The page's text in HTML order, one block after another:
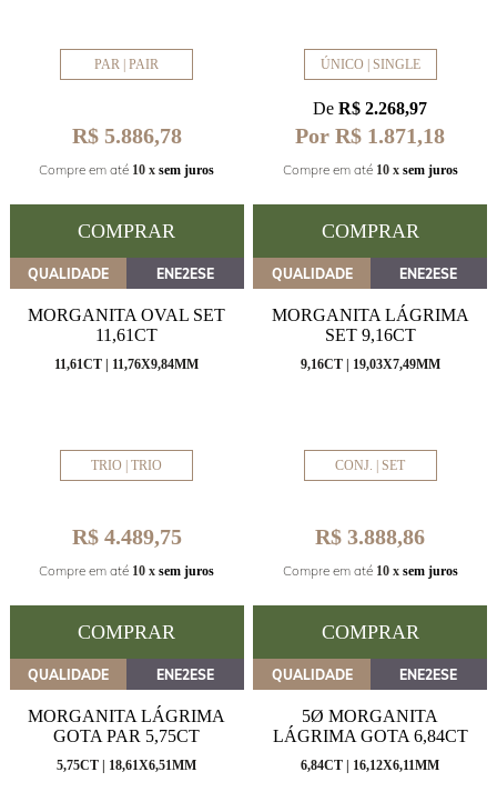
PAR | PAIR
R$ 5.886,78
Compre em até 10 x sem juros
COMPRAR
ÚNICO | SINGLE
DeR$ 2.268,97
Por R$ 1.871,18
Compre em até 10 x sem juros
COMPRAR
QUALIDADE ENE2ESE
MORGANITA OVAL SET
11,61CT
11,61CT | 11,76X9,84MM
TRIO | TRIO
R$ 4.489,75
Compre em até 10 x sem juros
COMPRAR
QUALIDADE ENE2ESE
MORGANITA LÁGRIMA
SET 9,16CT
9,16CT | 19,03X7,49MM
CONJ. | SET
R$ 3.888,86
Compre em até 10 x sem juros
COMPRAR
QUALIDADE ENE2ESE
MORGANITA LÁGRIMA
GOTA PAR 5,75CT
5,75CT | 18,61X6,51MM
QUALIDADE ENE2ESE
5Ø MORGANITA
LÁGRIMA GOTA 6,84CT
6,84CT | 16,12X6,11MM